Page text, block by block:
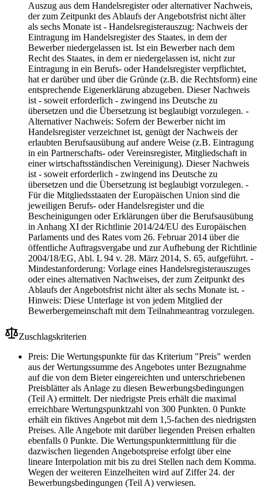
Auszug aus dem Handelsregister oder alternativer Nachweis,
der zum Zeitpunkt des Ablaufs der Angebotsfrist nicht älter
als sechs Monate ist - Handelsregisterauszug: Nachweis der
Eintragung im Handelsregister des Staates, in dem der
Bewerber niedergelassen ist. Ist ein Bewerber nach dem
Recht des Staates, in dem er niedergelassen ist, nicht zur
Eintragung in ein Berufs- oder Handelsregister verpflichtet,
hat er darüber und über die Gründe (z.B. die Rechtsform) eine
entsprechende Eigenerklärung abzugeben. Dieser Nachweis
ist - soweit erforderlich - zwingend ins Deutsche zu
übersetzen und die Übersetzung ist beglaubigt vorzulegen. -
Alternativer Nachweis: Sofern der Bewerber nicht im
Handelsregister verzeichnet ist, genügt der Nachweis der
erlaubten Berufsausübung auf andere Weise (z.B. Eintragung
in ein Partnerschafts- oder Vereinsregister, Mitgliedschaft in
einer wirtschaftsständischen Vereinigung). Dieser Nachweis
ist - soweit erforderlich - zwingend ins Deutsche zu
übersetzen und die Übersetzung ist beglaubigt vorzulegen. -
Für die Mitgliedsstaaten der Europäischen Union sind die
jeweiligen Berufs- oder Handelsregister und die
Bescheinigungen oder Erklärungen über die Berufsausübung
in Anhang XI der Richtlinie 2014/24/EU des Europäischen
Parlaments und des Rates vom 26. Februar 2014 über die
öffentliche Auftragsvergabe und zur Aufhebung der Richtlinie
2004/18/EG, Abl. L 94 v. 28. März 2014, S. 65, aufgeführt. -
Mindestanforderung: Vorlage eines Handelsregisterauszuges
oder eines alternativen Nachweises, der zum Zeitpunkt des
Ablaufs der Angebotsfrist nicht älter als sechs Monate ist. -
Hinweis: Diese Unterlage ist von jedem Mitglied der
Bewerbergemeinschaft mit dem Teilnahmeantrag vorzulegen.
Zuschlagskriterien
Preis: Die Wertungspunkte für das Kriterium "Preis" werden
aus der Wertungssumme des Angebotes unter Bezugnahme
auf die von dem Bieter eingereichten und unterschriebenen
Preisblätter als Anlage zu diesen Bewerbungsbedingungen
(Teil A) ermittelt. Der niedrigste Preis erhält die maximal
erreichbare Wertungspunktzahl von 300 Punkten. 0 Punkte
erhält ein fiktives Angebot mit dem 1,5-fachen des niedrigsten
Preises. Alle Angebote mit darüber liegenden Preisen erhalten
ebenfalls 0 Punkte. Die Wertungspunktermittlung für die
dazwischen liegenden Angebotspreise erfolgt über eine
lineare Interpolation mit bis zu drei Stellen nach dem Komma.
Wegen der weiteren Einzelheiten wird auf Ziffer 24. der
Bewerbungsbedingungen (Teil A) verwiesen.